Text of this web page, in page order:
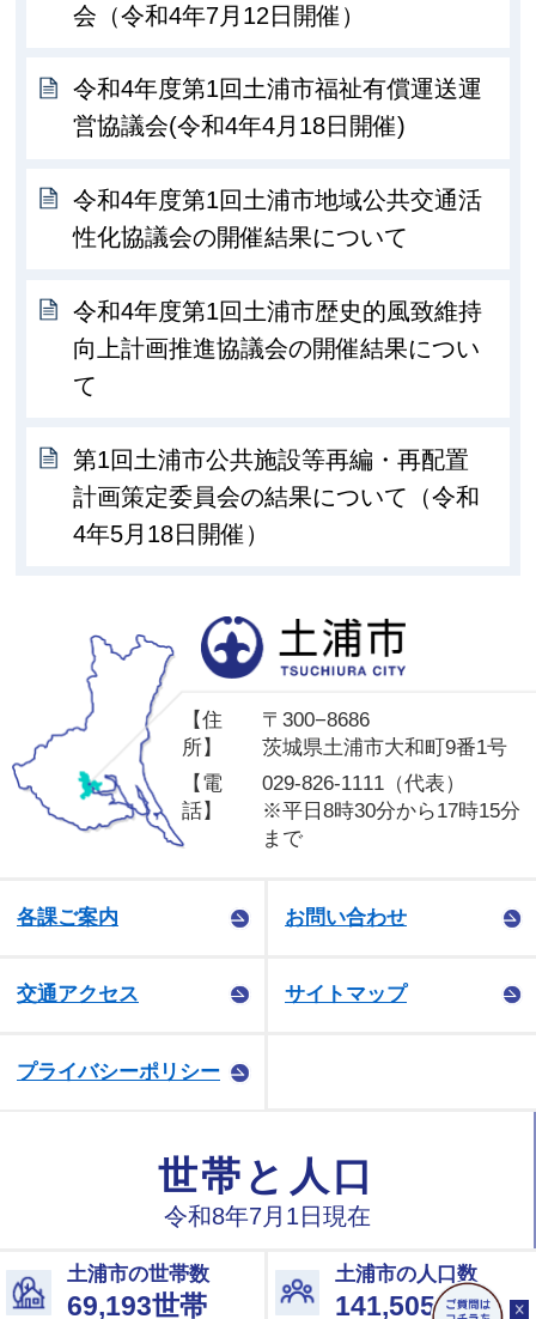
会（令和4年7月12日開催）
令和4年度第1回土浦市福祉有償運送運
営協議会(令和4年4月18日開催)
令和4年度第1回土浦市地域公共交通活
性化協議会の開催結果について
令和4年度第1回土浦市歴史的風致維持
向上計画推進協議会の開催結果につい
て
第1回土浦市公共施設等再編・再配置
計画策定委員会の結果について（令和
4年5月18日開催）
【住
所】
〒300−8686
茨城県土浦市大和町9番1号
【電
話】
029-826-1111（代表）
※平日8時30分から17時15分
まで
各課ご案内 お問い合わせ
交通アクセス サイトマップ
プライバシーポリシー